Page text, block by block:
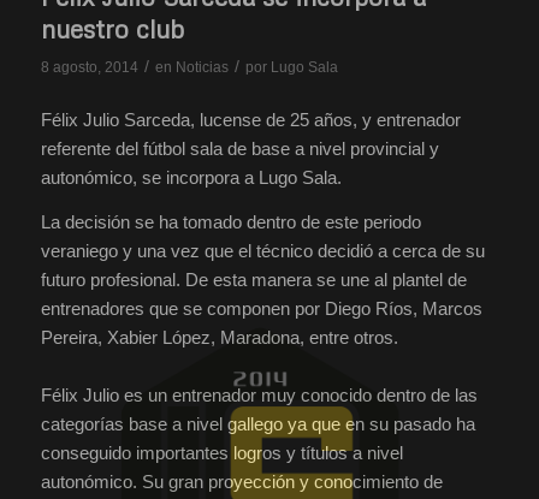
nuestro club
8 agosto, 2014 / en Noticias / por Lugo Sala
Félix Julio Sarceda, lucense de 25 años, y entrenador
referente del fútbol sala de base a nivel provincial y
autonómico, se incorpora a Lugo Sala.
La decisión se ha tomado dentro de este periodo
veraniego y una vez que el técnico decidió a cerca de su
futuro profesional. De esta manera se une al plantel de
entrenadores que se componen por Diego Ríos, Marcos
Pereira, Xabier López, Maradona, entre otros.
Félix Julio es un entrenador muy conocido dentro de las
categorías base a nivel gallego ya que en su pasado ha
conseguido importantes logros y títulos a nivel
autonómico. Su gran proyección y conocimiento de